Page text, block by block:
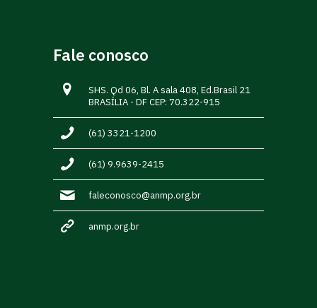
Fale conosco
SHS. Qd 06, Bl. A sala 408, Ed.Brasil 21
BRASÍLIA - DF CEP: 70.322-915
(61) 3321-1200
(61) 9.9639-2415
faleconosco@anmp.org.br
anmp.org.br